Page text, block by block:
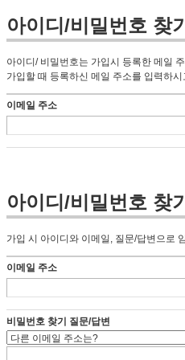
아이디/비밀번호 찾기
아이디/ 비밀번호는 가입시 등록한 메일
가입할 때 등록하신 메일 주소를 입력하
이메일 주소
아이디/비밀번호 찾기
가입 시 아이디와 이메일, 질문/답변으로
이메일 주소
비밀번호 찾기 질문/답변